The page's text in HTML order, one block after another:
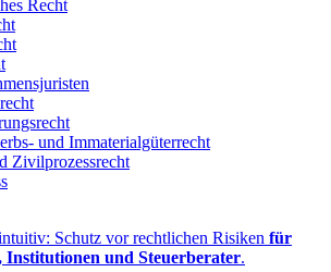
Recht
und Immaterialgüterrecht
Zivilprozessrecht
Schutz vor rechtlichen Risiken für
Institutionen und Steuerberater.